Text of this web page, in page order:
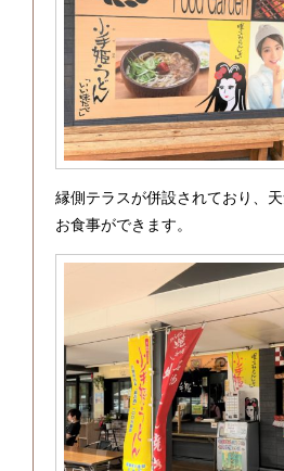
縁側テラスが併設されており、
お食事ができます。